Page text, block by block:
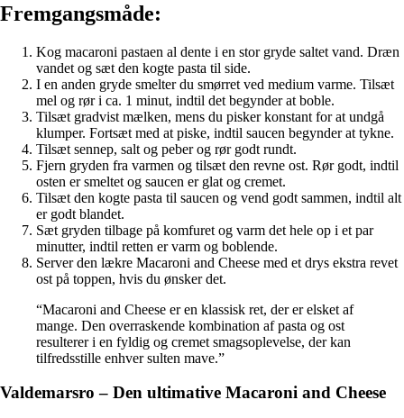
Fremgangsmåde:
Kog macaroni pastaen al dente i en stor gryde saltet vand. Dræn
vandet og sæt den kogte pasta til side.
I en anden gryde smelter du smørret ved medium varme. Tilsæt
mel og rør i ca. 1 minut, indtil det begynder at boble.
Tilsæt gradvist mælken, mens du pisker konstant for at undgå
klumper. Fortsæt med at piske, indtil saucen begynder at tykne.
Tilsæt sennep, salt og peber og rør godt rundt.
Fjern gryden fra varmen og tilsæt den revne ost. Rør godt, indtil
osten er smeltet og saucen er glat og cremet.
Tilsæt den kogte pasta til saucen og vend godt sammen, indtil alt
er godt blandet.
Sæt gryden tilbage på komfuret og varm det hele op i et par
minutter, indtil retten er varm og boblende.
Server den lækre Macaroni and Cheese med et drys ekstra revet
ost på toppen, hvis du ønsker det.
“Macaroni and Cheese er en klassisk ret, der er elsket af
mange. Den overraskende kombination af pasta og ost
resulterer i en fyldig og cremet smagsoplevelse, der kan
tilfredsstille enhver sulten mave.”
Valdemarsro – Den ultimative Macaroni and Cheese